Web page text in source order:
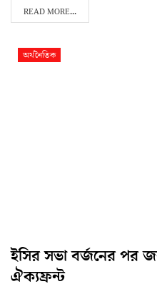
READ MORE...
অর্থনৈতিক
ইসির সভা বর্জনের পর
ঐক্যফ্রন্ট